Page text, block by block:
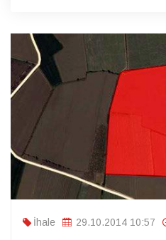
İhale 29.10.2014 10:57